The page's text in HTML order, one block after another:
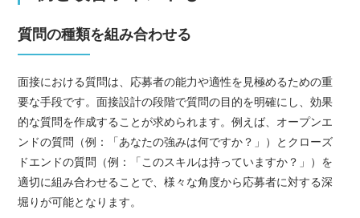
質問の種類を組み合わせる
面接における質問は、応募者の能力や適性を見極めるための重
要な手段です。面接設計の段階で質問の目的を明確にし、効果
的な質問を作成することが求められます。例えば、オープンエ
ンドの質問（例：「あなたの強みは何ですか？」）とクローズ
ドエンドの質問（例：「このスキルは持っていますか？」）を
適切に組み合わせることで、様々な角度から応募者に対する深
堀りが可能となります。